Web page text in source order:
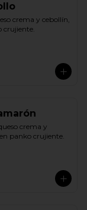
crema y cebollín,
crujiente.
crema y
panko crujiente.